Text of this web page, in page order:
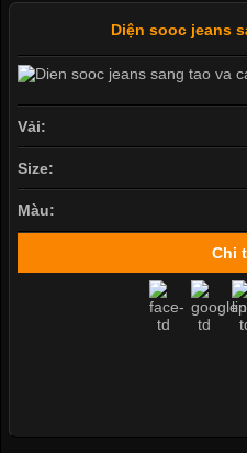
Diện sooc jeans
Vải:
Size:
Màu:
Chi